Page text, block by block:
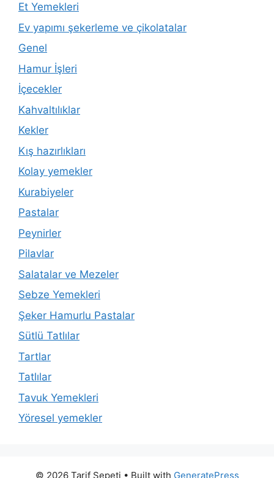
Et Yemekleri
Ev yapımı şekerleme ve çikolatalar
Genel
Hamur İşleri
İçecekler
Kahvaltılıklar
Kekler
Kış hazırlıkları
Kolay yemekler
Kurabiyeler
Pastalar
Peynirler
Pilavlar
Salatalar ve Mezeler
Sebze Yemekleri
Şeker Hamurlu Pastalar
Sütlü Tatlılar
Tartlar
Tatlılar
Tavuk Yemekleri
Yöresel yemekler
© 2026 Tarif Sepeti • Built with GeneratePress